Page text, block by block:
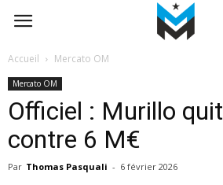
Accueil Mercato OM
Mercato OM
Officiel : Murillo
contre 6 M€
Par Thomas Pasquali - 6 février 2026